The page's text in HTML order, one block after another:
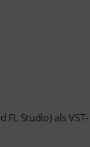
FL Studio) als VST-